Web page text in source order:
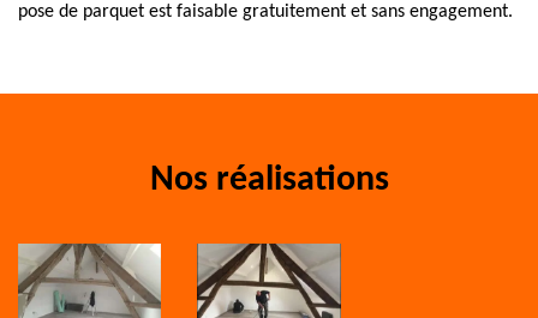
pose de parquet est faisable gratuitement et sans engagement.
Nos réalisations